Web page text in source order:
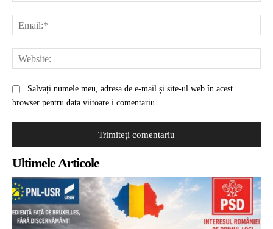
Salvați numele meu, adresa de e-mail și site-ul web în acest
browser pentru data viitoare i comentariu.
Ultimele Articole